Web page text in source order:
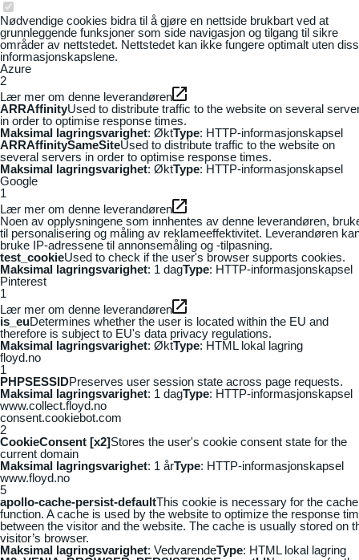
Nødvendige cookies bidra til å gjøre en nettside brukbart ved at
grunnleggende funksjoner som side navigasjon og tilgang til sikre
områder av nettstedet. Nettstedet kan ikke fungere optimalt uten
informasjonskapslene.
Azure
2
Lær mer om denne leverandøren
ARRAffinityUsed to distribute traffic to the website on several
in order to optimise response times.
Maksimal lagringsvarighet: ØktType: HTTP-informasjonskapsel
ARRAffinitySameSiteUsed to distribute traffic to the website on
several servers in order to optimise response times.
Maksimal lagringsvarighet: ØktType: HTTP-informasjonskapsel
Google
1
Lær mer om denne leverandøren
Noen av opplysningene som innhentes av denne leverandøren,
til personalisering og måling av reklameeffektivitet. Leverandøren
bruke IP-adressene til annonsemåling og -tilpasning.
test_cookieUsed to check if the user's browser supports cookies.
Maksimal lagringsvarighet: 1 dagType: HTTP-informasjonskapsel
Pinterest
1
Lær mer om denne leverandøren
is_euDetermines whether the user is located within the EU and
therefore is subject to EU's data privacy regulations.
Maksimal lagringsvarighet: ØktType: HTML lokal lagring
floyd.no
1
PHPSESSIDPreserves user session state across page requests.
Maksimal lagringsvarighet: 1 dagType: HTTP-informasjonskapsel
www.collect.floyd.no
consent.cookiebot.com
2
CookieConsent [x2]Stores the user's cookie consent state for the
current domain
Maksimal lagringsvarighet: 1 årType: HTTP-informasjonskapsel
www.floyd.no
5
apollo-cache-persist-defaultThis cookie is necessary for the cache
function. A cache is used by the website to optimize the response
between the visitor and the website. The cache is usually stored on
visitor’s browser.
Maksimal lagringsvarighet: VedvarendeType: HTML lokal lagring